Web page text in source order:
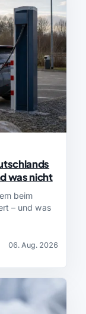
was nicht
beim
– und was
06. Aug. 2026